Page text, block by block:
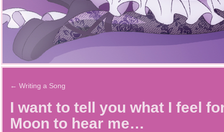
← Writing a Song
I want to tell you what I feel
Moon to hear me…